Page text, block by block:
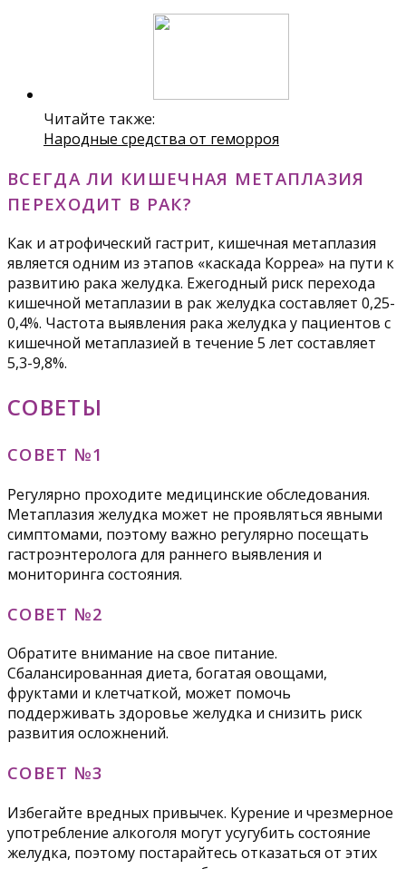
Читайте также:
Народные средства от геморроя
ВСЕГДА ЛИ КИШЕЧНАЯ МЕТАПЛАЗИЯ
ПЕРЕХОДИТ В РАК?
Как и атрофический гастрит, кишечная метаплазия
является одним из этапов «каскада Корреа» на пути к
развитию рака желудка. Ежегодный риск перехода
кишечной метаплазии в рак желудка составляет 0,25-
0,4%. Частота выявления рака желудка у пациентов с
кишечной метаплазией в течение 5 лет составляет
5,3-9,8%.
СОВЕТЫ
СОВЕТ №1
Регулярно проходите медицинские обследования.
Метаплазия желудка может не проявляться явными
симптомами, поэтому важно регулярно посещать
гастроэнтеролога для раннего выявления и
мониторинга состояния.
СОВЕТ №2
Обратите внимание на свое питание.
Сбалансированная диета, богатая овощами,
фруктами и клетчаткой, может помочь
поддерживать здоровье желудка и снизить риск
развития осложнений.
СОВЕТ №3
Избегайте вредных привычек. Курение и чрезмерное
употребление алкоголя могут усугубить состояние
желудка, поэтому постарайтесь отказаться от этих